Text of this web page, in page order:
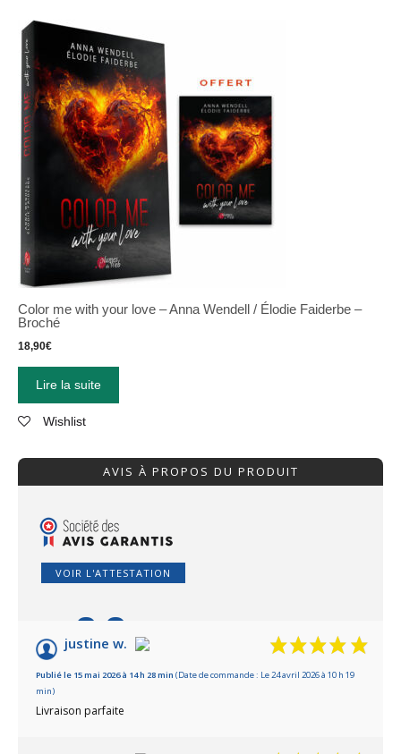
Color me with your love – Anna Wendell / Élodie Faiderbe –
Broché
18,90€
Lire la suite
Wishlist
AVIS À PROPOS DU PRODUIT
VOIR L'ATTESTATION
9.9/10
Basé sur 14 avis
justine w.
Publié le 15 mai 2026 à 14 h 28 min (Date de commande : Le 24 avril 2026 à 10 h 19
min)
Livraison parfaite